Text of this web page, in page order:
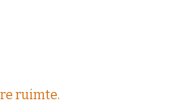
ruimte.